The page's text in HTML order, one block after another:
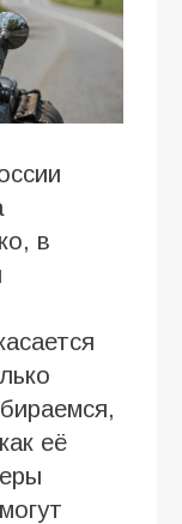
в
её